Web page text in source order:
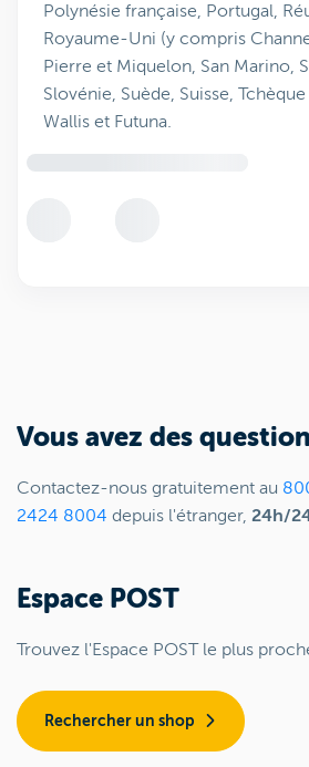
Polynésie française, Portugal,
Royaume-Uni (y compris
Pierre et Miquelon, San Marino,
Slovénie, Suède, Suisse,
Wallis et Futuna.
Vous avez des
Contactez-nous gratuitement au
2424 8004 depuis l'étranger, 24h/
Espace POST
Trouvez l'Espace POST le plus
Rechercher un shop